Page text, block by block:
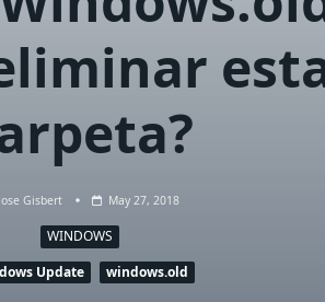
Jose Gisbert May 27, 2018
WINDOWS
Update
windows.old